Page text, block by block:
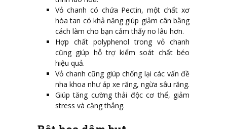
Vỏ chanh có chứa Pectin, một chất xơ
hòa tan có khả năng giúp giảm cân bằng
cách làm cho bạn cảm thấy no lâu hơn.
Hợp chất polyphenol trong vỏ chanh
cũng giúp hỗ trợ kiểm soát chất béo
hiệu quả.
Vỏ chanh cũng giúp chống lại các vấn đề
nha khoa như áp xe răng, ngừa sâu răng.
Giúp tăng cường thải độc cơ thể, giảm
stress và căng thẳng.